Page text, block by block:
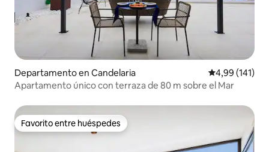
Departamento en Candelaria Calificación
4,99 (141)
Apartamento único con terraza de 80 m sobre el Mar
Favorito entre huéspedes
Favorito entre huéspedes